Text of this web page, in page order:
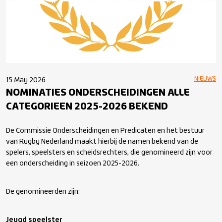
15 May 2026 NIEUWS
NOMINATIES ONDERSCHEIDINGEN ALLE
CATEGORIEEN 2025-2026 BEKEND
De Commissie Onderscheidingen en Predicaten en het bestuur
van Rugby Nederland maakt hierbij de namen bekend van de
spelers, speelsters en scheidsrechters, die genomineerd zijn voor
een onderscheiding in seizoen 2025-2026.
De genomineerden zijn:
Jeugd speelster